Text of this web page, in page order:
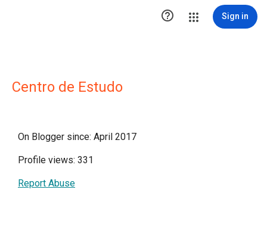
 Sign in
Centro de Estudo
On Blogger since: April 2017
Profile views: 331
Report Abuse